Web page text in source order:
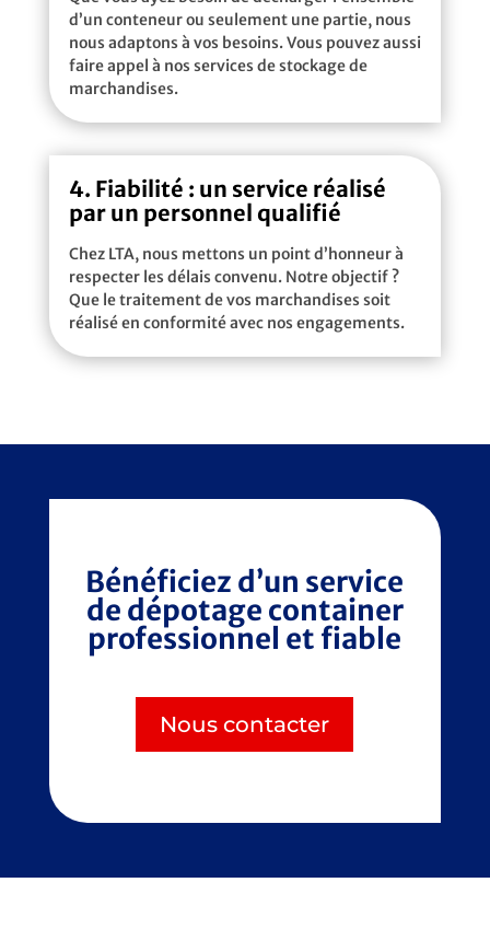
d’un conteneur ou seulement une partie, nous
nous adaptons à vos besoins. Vous pouvez aussi
faire appel à nos services de stockage de
marchandises.
4. Fiabilité : un service réalisé
par un personnel qualifié
Chez LTA, nous mettons un point d’honneur à
respecter les délais convenu. Notre objectif ?
Que le traitement de vos marchandises soit
réalisé en conformité avec nos engagements.
Bénéficiez d’un service
de dépotage container
professionnel et fiable
Nous contacter